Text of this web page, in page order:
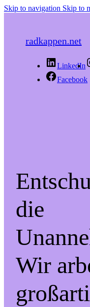
Skip to navigation Skip to
radkappen.net
LinkedIn
Facebook
die
Wir